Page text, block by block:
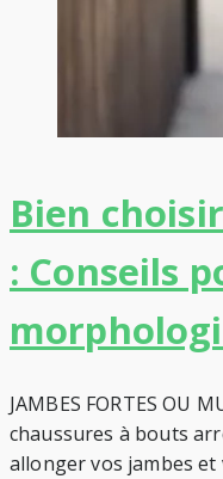
Bien
: Conseils
JAMBES FORTES OU
chaussures à bouts
allonger vos jambes